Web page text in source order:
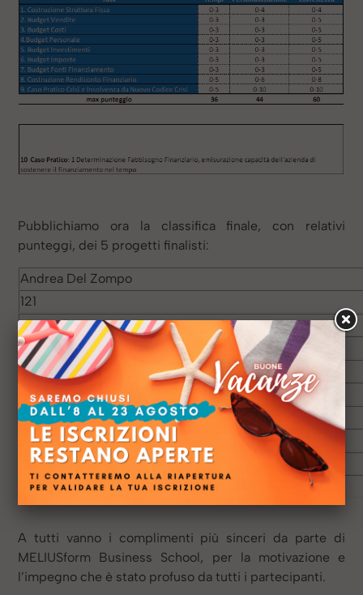
Pubblichiamo ora la classifica finale, con relativi
punteggi, dei 5 progetti finalisti:
Andrea Del Zompo
121
Mauro Cima
120
Michel Vuillermin
118
Pierapolo Ferrara
117
Alessandro Pappa
84
A tutti vanno i complimenti più sinceri da parte di
MELIUSform Business School, per la motivazione e
l’impegno che è stato profuso da tutti i partecipanti.